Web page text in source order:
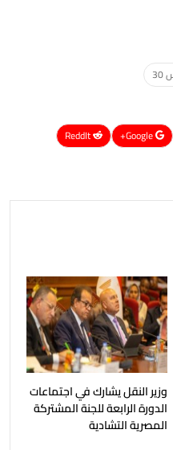
Google+
ReddIt
وزير النقل يشارك في اجتماعات
الدورة الرابعة للجنة المشتركة
المصرية التشادية